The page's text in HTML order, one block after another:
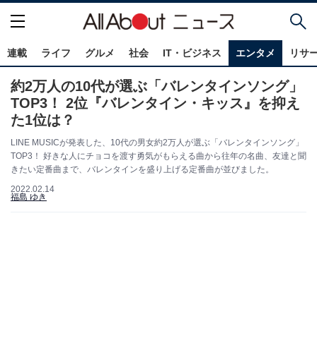
連載 ライフ グルメ 社会 IT・ビジネス エンタメ リサ
約2万人の10代が選ぶ「バレンタインソング」
TOP3！ 2位『バレンタイン・キッス』を抑え
た1位は？
LINE MUSICが発表した、10代の男女約2万人が選ぶ「バレンタインソング」
TOP3！ 好きな人にチョコを渡す勇気がもらえる曲から往年の名曲、友達と聞
きたい定番曲まで、バレンタインを盛り上げる定番曲が並びました。
2022.02.14
福島 ゆき